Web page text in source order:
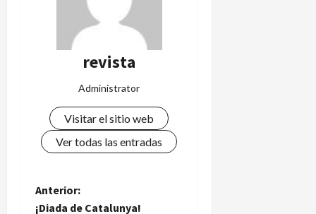
revista
Administrator
Visitar el sitio web
Ver todas las entradas
N
Anterior:
¡Diada de Catalunya!